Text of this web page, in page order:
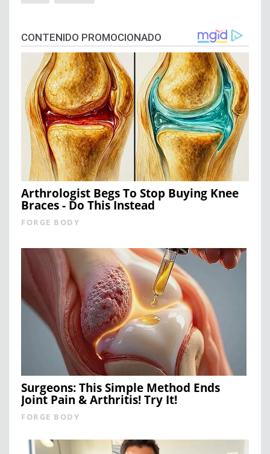
CONTENIDO PROMOCIONADO
Arthrologist Begs To Stop Buying Knee
Braces - Do This Instead
FORGE BODY
Surgeons: This Simple Method Ends
Joint Pain & Arthritis! Try It!
FORGE BODY